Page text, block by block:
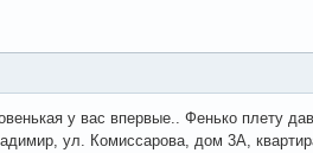
у вас впервые.. Фенько плету
ул. Комиссарова, дом 3А,